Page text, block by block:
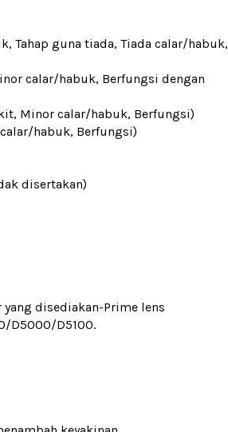
Tahap guna tiada, Tiada calar/habuk,
calar/habuk, Berfungsi dengan
Minor calar/habuk, Berfungsi)
habuk, Berfungsi)
disertakan)
disediakan-Prime lens
D5000/D5100.